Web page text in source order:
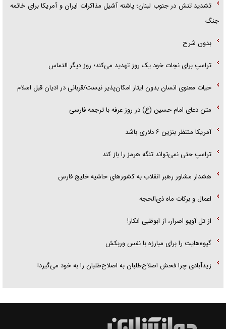
تشدید تنش در جنوب لبنان؛ پاشنه آشیل مذاکرات ایران و آمریکا برای خاتمه
جنگ
بدون شرح
ترامپ برای نجات خود یک روز تهدید می‌کند؛ روز دیگر التماس
حیات معنوی انسان بدون ایثار امکان‌پذیر نیست/قربانی در ادیان قبل اسلام
متن دعای امام حسین (ع) در روز عرفه با ترجمه فارسی
آمریکا منتظر بنزین ۶ دلاری باشد
ترامپ حتی نمی‌تواند تنگه هرمز را باز کند
هشدار مشاور رهبر انقلاب به کشور‌های حاشیه خلیج فارس
اعمال و برکات ماه ذی‌الحجه
از تل آویو اصرار، از ابوظبی انکار!
گیوه‌هایت را برای مبارزه با نفس وربکش
زیدآبادی چرا فحش اصلاح‌طلبان به اصلاح‌طلبان را به خود می‌گیرد!